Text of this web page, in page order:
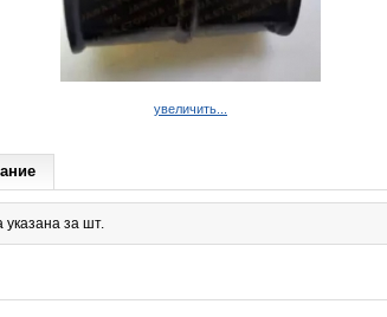
увеличить...
указана за шт.